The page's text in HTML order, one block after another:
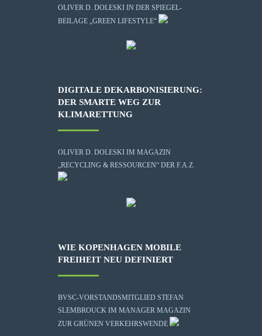
OLIVER D. DOLESKI IN DER SPIEGEL-
BEILAGE „GREEN LIFESTYLE“
DIGITALE DEKARBONISIERUNG:
DER SMARTE WEG ZUR
KLIMARETTUNG
OLIVER D. DOLESKI IM MAGAZIN
„RECYCLING & RESSOURCEN“ DER F.A.Z.
WIE KOPENHAGEN MOBILE
FREIHEIT NEU DEFINIERT
BVSC-VORSTANDSMITGLIED STEFAN
SLEMBROUCK IM MANAGER MAGAZIN
ZUR GRÜNEN VERKEHRSWENDE